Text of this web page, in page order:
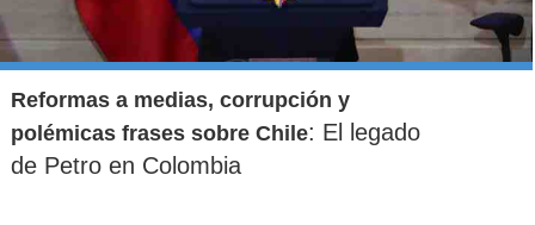
Reformas a medias, corrupción y
polémicas frases sobre Chile: El legado
de Petro en Colombia